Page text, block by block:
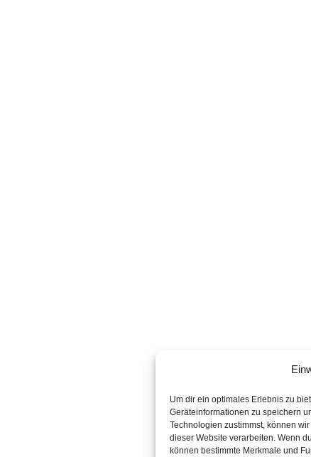
Um dir ein optimales Erlebnis zu
Geräteinformationen zu speichern
Technologien zustimmst, können
dieser Website verarbeiten. Wenn
können bestimmte Merkmale und